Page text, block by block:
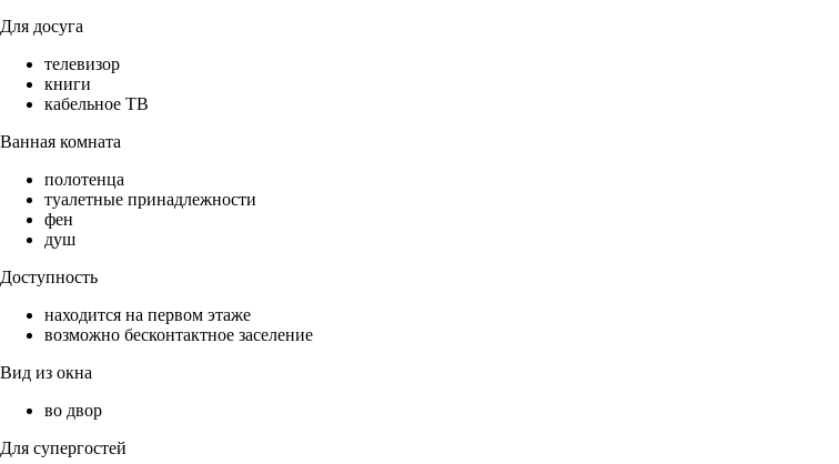
Для досуга
телевизор
книги
кабельное ТВ
Ванная комната
полотенца
туалетные принадлежности
фен
душ
Доступность
находится на первом этаже
возможно бесконтактное заселение
Вид из окна
во двор
Для супергостей